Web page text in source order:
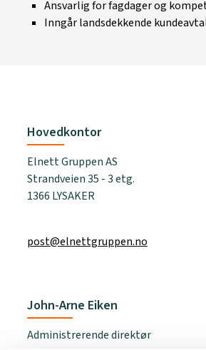
Ansvarlig for fagdager og
Inngår landsdekkende
Hovedkontor
Elnett Gruppen AS
Strandveien 35 - 3 etg.
1366 LYSAKER
post@elnettgruppen.no
John-Arne Eiken
Administrerende direktør